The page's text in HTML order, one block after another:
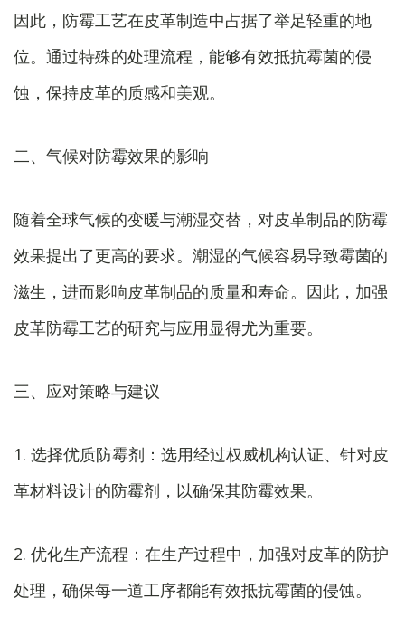
因此，防霉工艺在皮革制造中占据了举足轻重的地
位。通过特殊的处理流程，能够有效抵抗霉菌的侵
蚀，保持皮革的质感和美观。
二、气候对防霉效果的影响
随着全球气候的变暖与潮湿交替，对皮革制品的防霉
效果提出了更高的要求。潮湿的气候容易导致霉菌的
滋生，进而影响皮革制品的质量和寿命。因此，加强
皮革防霉工艺的研究与应用显得尤为重要。
三、应对策略与建议
1. 选择优质防霉剂：选用经过权威机构认证、针对皮
革材料设计的防霉剂，以确保其防霉效果。
2. 优化生产流程：在生产过程中，加强对皮革的防护
处理，确保每一道工序都能有效抵抗霉菌的侵蚀。